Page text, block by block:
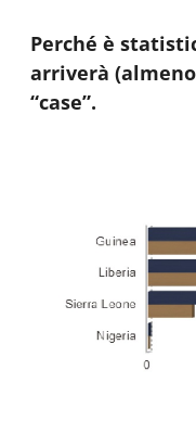
Perché è
arriverà
“case”.